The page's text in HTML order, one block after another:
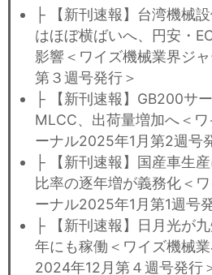
├ 【新刊速報】台湾機械
はほぼ横ばいへ、円安・
影響＜ワイズ機械業界ジ
第３週号発行＞
├ 【新刊速報】GB200サ
MLCC、出荷量増加へ＜
ーナル2025年1月第2週号
├ 【新刊速報】国産車生
比率の逐年増が義務化＜
ーナル2025年1月第1週号
├ 【新刊速報】日月光が
年にも稼働＜ワイズ機械
2024年12月第４週号発行